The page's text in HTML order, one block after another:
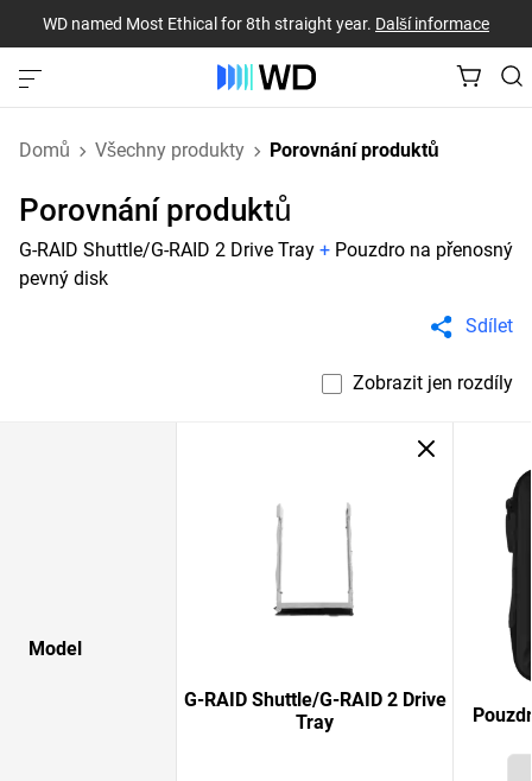
WD named Most Ethical for 8th straight year. Další informace
Domů Všechny produkty Porovnání produktů
Porovnání produktů
G-RAID Shuttle/G-RAID 2 Drive Tray + Pouzdro na přenosný
pevný disk
Sdílet
Zobrazit jen rozdíly
Model
G-RAID Shuttle/G-RAID 2 Drive
Tray